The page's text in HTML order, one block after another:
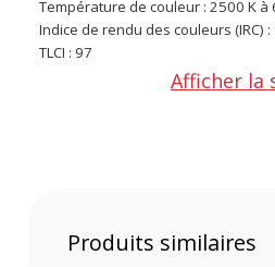
Température de couleur : 2500 K à
Indice de rendu des couleurs (IRC) :
TLCI : 97
Temps de charge : 2 h (avec
Type de batterie intégrée : lithium
Afficher la
Produits similaires